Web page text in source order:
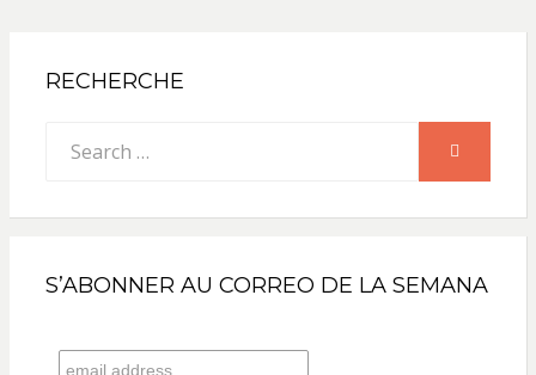
RECHERCHE
for:
SEARCH
S’ABONNER AU CORREO DE LA SEMANA